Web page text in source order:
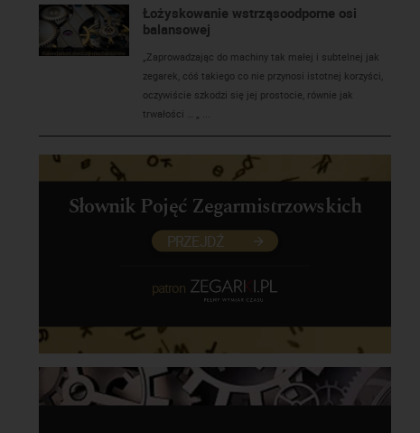
Łożyskowanie wstrząsoodporne osi
balansowej
„Zaprowadzając do machiny tak małej i subtelnej jak
zegarek, cóś takiego co nie przynosi istotnej korzyści,
oczywiście szkodzi się jej prostocie, równie jak
trwałości … „ ...
Słownik Pojęć Zegarmistrzowskich
PRZEJDŹ
patron